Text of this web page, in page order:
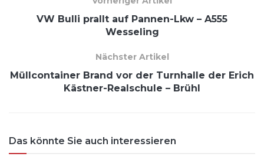
VW Bulli prallt auf Pannen-Lkw – A555
Wesseling
Nächster Artikel
Müllcontainer Brand vor der Turnhalle der Erich
Kästner-Realschule – Brühl
Das könnte Sie auch interessieren